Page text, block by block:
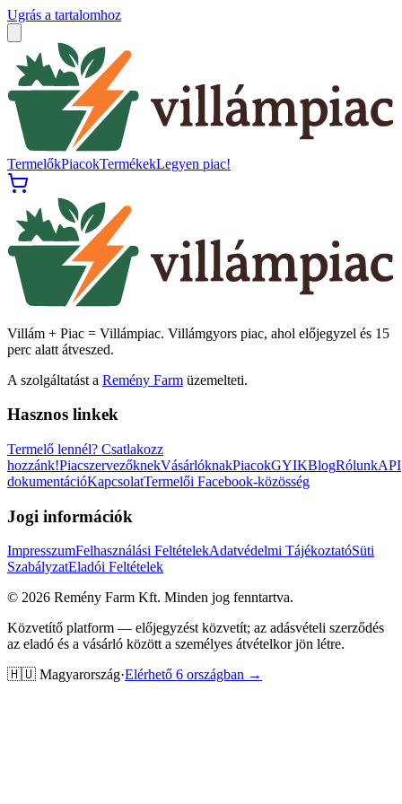
Ugrás a tartalomhoz
TermelőkPiacokTermékekLegyen piac!
Villám + Piac = Villámpiac. Villámgyors piac, ahol előjegyzel és 15
perc alatt átveszed.
A szolgáltatást a Remény Farm üzemelteti.
Hasznos linkek
Termelő lennél? Csatlakozz
hozzánk!PiacszervezőknekVásárlóknakPiacokGYIKBlogRólunkAPI
dokumentációKapcsolatTermelői Facebook-közösség
Jogi információk
ImpresszumFelhasználási FeltételekAdatvédelmi TájékoztatóSüti
SzabályzatEladói Feltételek
© 2026 Remény Farm Kft. Minden jog fenntartva.
Közvetítő platform — előjegyzést közvetít; az adásvételi szerződés
az eladó és a vásárló között a személyes átvételkor jön létre.
🇭🇺 Magyarország·Elérhető 6 országban →